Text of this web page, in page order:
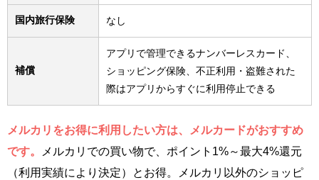
国内旅行保険 なし
補償
アプリで管理できるナンバーレスカード、
ショッピング保険、不正利用・盗難された
際はアプリからすぐに利用停止できる
メルカリをお得に利用したい方は、メルカードがおすすめ
です。
メルカリでの買い物で、ポイント1%～最大4%還元
（利用実績により決定）とお得。メルカリ以外のショッピ